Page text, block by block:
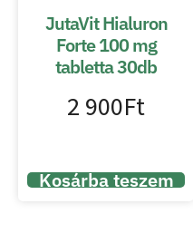
JutaVit Hialuron
Forte 100 mg
tabletta 30db
2 900Ft
Kosárba teszem